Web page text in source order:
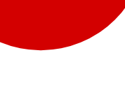
のでしょう。成人に